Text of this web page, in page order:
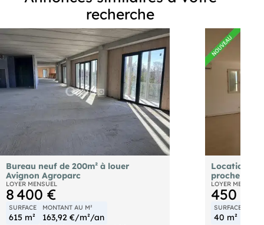
recherche
Bureau neuf de 200m² à louer
Avignon Agroparc
LOYER MENSUEL
8 400 €
SURFACE
615 m²
MONTANT AU M²
163,92 €/m²/an
Location
proche
LOYER MENSUEL
450 €
SURFACE
40 m²